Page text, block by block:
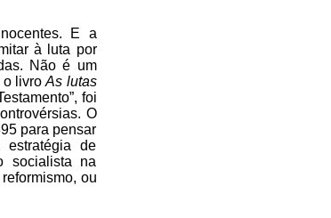
E a
à luta por
Não é um
o livroAs lutas
foi
O
para pensar
de
socialista na
ou